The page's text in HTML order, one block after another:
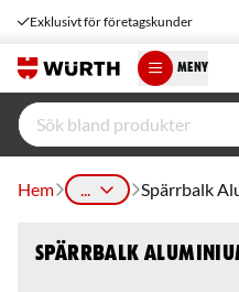
Exklusivt för företagskunder
MENY
Hem ... Spärrbalk
Spärrbalk